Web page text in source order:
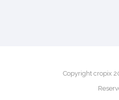
Copyright cropix